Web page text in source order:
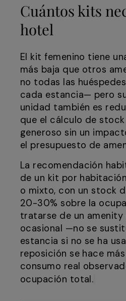
Cuántos kits
hotel
El kit femenino tiene
más baja que otros
no todas las
cada estancia— pero
unidad también es
que el cálculo de
generoso sin un
el presupuesto de
La recomendación
de un kit por
o mixto, con un stock
20-30% sobre la
tratarse de un amenity
ocasional —no se
estancia si no se ha
reposición se hace
consumo real
ocupación total.